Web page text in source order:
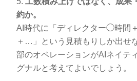
約か。
AI時代に「ディレクター◯時間
＋…」という見積もりしか出せ
部のオペレーションがAIネイテ
グナルと考えてよいでしょう。